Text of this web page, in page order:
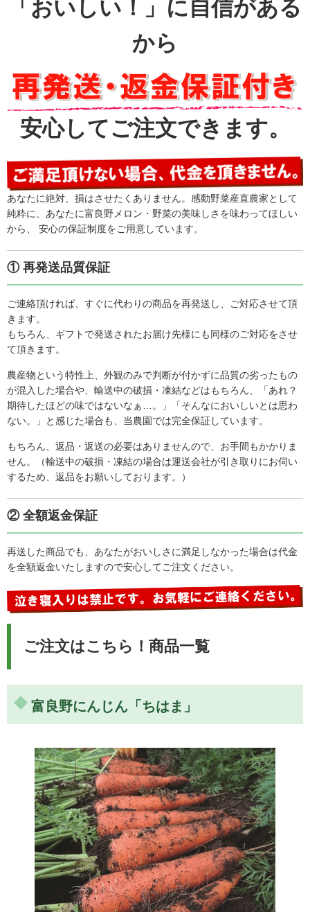
よろこんでい […]
カボチャの甘さにはびっくりしました
全て美味しくいただいています。特にカボチャの甘さには
びっくりしました。また、土付きの香りの良い人参は中々
見られないので、貴重だなぁと思います。いつも寺坂さん
のお野菜、果物を美味しくいただく事ができ、感謝してい
ますこれから […]
じゃが芋、玉ねぎ、人参を細切りにして、多めのオイルで
フライパンでお鍋のふたで押し付けながら焼いただ
け・・・それは甘味が強くておいしく、越冬のすごさを実
感！調理らしきものは何もしなくても、素材の力だけでOK
でした。（人参の […]
「おいしい！」に自信がある
から
安心してご注文できます。
あなたに絶対、損はさせたくありません。感動野菜産直農家として
純粋に、あなたに富良野メロン・野菜の美味しさを味わってほしい
から、 安心の保証制度をご用意しています。
① 再発送品質保証
ご連絡頂ければ、すぐに代わりの商品を再発送し、ご対応させて頂
きます。
もちろん、ギフトで発送されたお届け先様にも同様のご対応をさせ
て頂きます。
農産物という特性上、外観のみで判断が付かずに品質の劣ったもの
が混入した場合や、輸送中の破損・凍結などはもちろん、「あれ？
期待したほどの味ではないなぁ…。」「そんなにおいしいとは思わ
ない。」と感じた場合も、当農園では完全保証しています。
もちろん、返品・返送の必要はありませんので、お手間もかかりま
せん。（輸送中の破損・凍結の場合は運送会社が引き取りにお伺い
するため、返品をお願いしております。）
② 全額返金保証
再送した商品でも、あなたがおいしさに満足しなかった場合は代金
を全額返金いたしますので安心してご注文ください。
ご注文はこちら！商品一覧
富良野にんじん「ちはま」